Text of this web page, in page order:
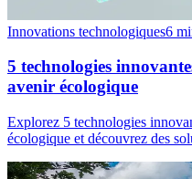
Innovations technologiques6
5 technologies
avenir écologique
Explorez 5 technologies
écologique et découvrez des